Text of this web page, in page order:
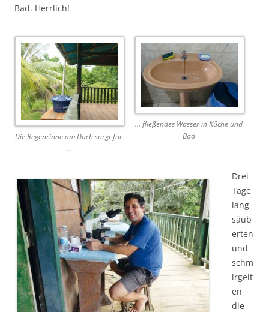
Bad. Herrlich!
Die Regenrinne am Dach sorgt für
…
… fließendes Wasser in Küche und
Bad
Drei
Tage
lang
säub
erten
und
schm
irgelt
en
die